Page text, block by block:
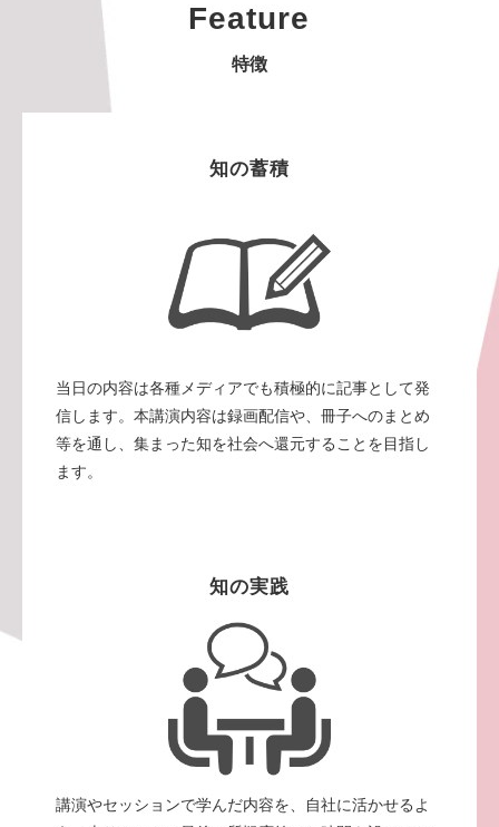
Feature
特徴
知の実践
講演やセッションで学んだ内容を、自社に活かせるよ
知の蓄積
当日の内容は各種メディアでも積極的に記事として発
信します。本講演内容は録画配信や、冊子へのまとめ
等を通し、集まった知を社会へ還元することを目指し
ます。